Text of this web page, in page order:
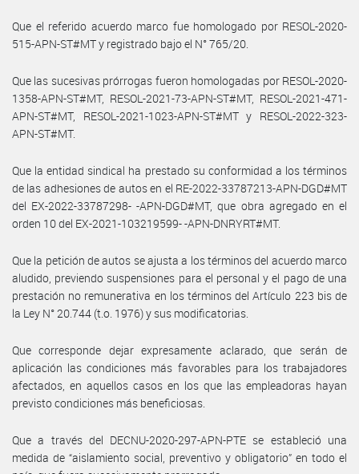
Que el referido acuerdo marco fue homologado por RESOL-2020-
515-APN-ST#MT y registrado bajo el N° 765/20.
Que las sucesivas prórrogas fueron homologadas por RESOL-2020-
1358-APN-ST#MT, RESOL-2021-73-APN-ST#MT, RESOL-2021-471-
APN-ST#MT, RESOL-2021-1023-APN-ST#MT y RESOL-2022-323-
APN-ST#MT.
Que la entidad sindical ha prestado su conformidad a los términos
de las adhesiones de autos en el RE-2022-33787213-APN-DGD#MT
del EX-2022-33787298- -APN-DGD#MT, que obra agregado en el
orden 10 del EX-2021-103219599- -APN-DNRYRT#MT.
Que la petición de autos se ajusta a los términos del acuerdo marco
aludido, previendo suspensiones para el personal y el pago de una
prestación no remunerativa en los términos del Artículo 223 bis de
la Ley N° 20.744 (t.o. 1976) y sus modificatorias.
Que corresponde dejar expresamente aclarado, que serán de
aplicación las condiciones más favorables para los trabajadores
afectados, en aquellos casos en los que las empleadoras hayan
previsto condiciones más beneficiosas.
Que a través del DECNU-2020-297-APN-PTE se estableció una
medida de “aislamiento social, preventivo y obligatorio” en todo el